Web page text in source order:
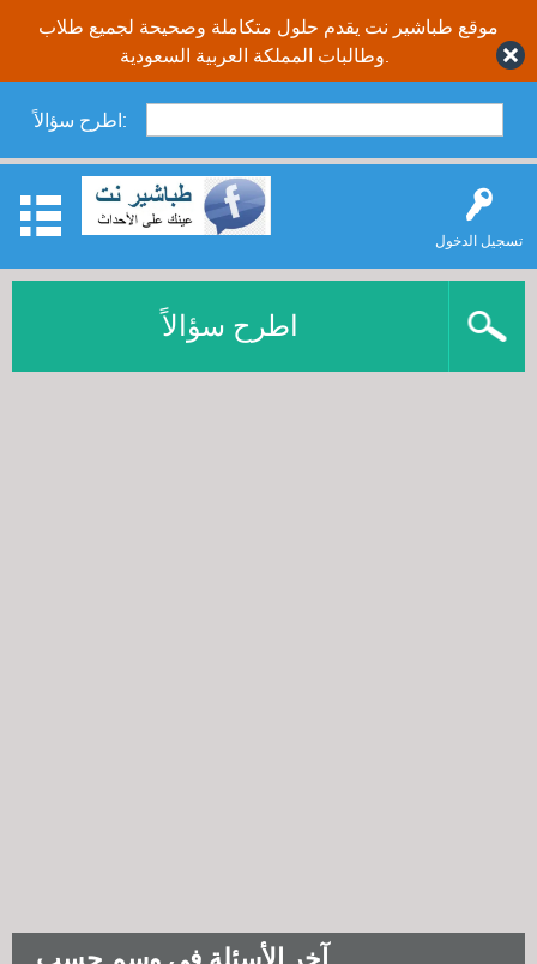
موقع طباشير نت يقدم حلول متكاملة وصحيحة لجميع طلاب
اطرح سؤالاً:
تسجيل الدخول
اطرح سؤالاً